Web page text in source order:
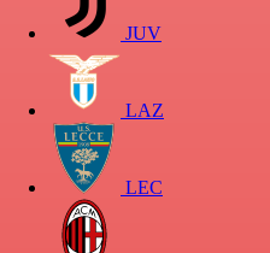
JUV
LAZ
LEC